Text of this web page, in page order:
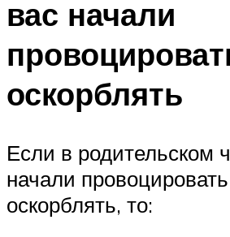
вас начали
оскорблять
Если в родительском
начали
оскорблять, то: